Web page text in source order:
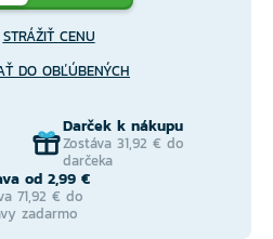
STRÁŽIŤ CENU
DO OBĽÚBENÝCH
Darček k nákupu
Zostáva 31,92 € do
darčeka
od 2,99 €
71,92 € do
zadarmo